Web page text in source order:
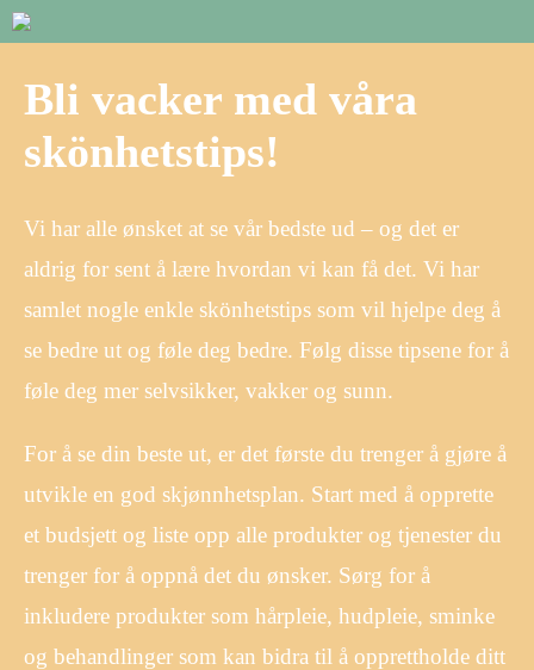
Bli vacker med våra
skönhetstips!
Vi har alle ønsket at se vår bedste ud – og det er
aldrig for sent å lære hvordan vi kan få det. Vi har
samlet nogle enkle skönhetstips som vil hjelpe deg å
se bedre ut og føle deg bedre. Følg disse tipsene for å
føle deg mer selvsikker, vakker og sunn.
For å se din beste ut, er det første du trenger å gjøre å
utvikle en god skjønnhetsplan. Start med å opprette
et budsjett og liste opp alle produkter og tjenester du
trenger for å oppnå det du ønsker. Sørg for å
inkludere produkter som hårpleie, hudpleie, sminke
og behandlinger som kan bidra til å opprettholde ditt